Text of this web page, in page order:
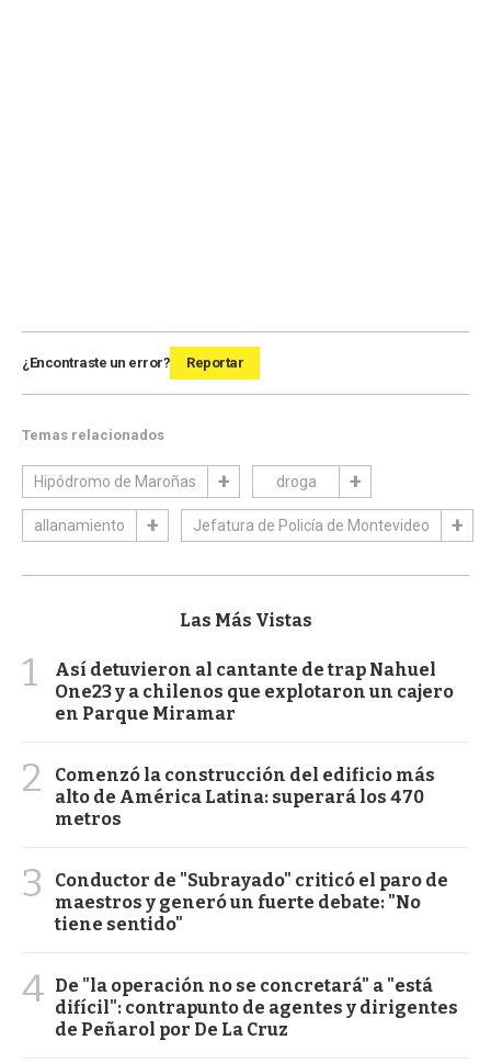
¿Encontraste un error? Reportar
Temas relacionados
Hipódromo de Maroñas droga
allanamiento Jefatura de Policía de Montevideo
Las Más Vistas
1
Así detuvieron al cantante de trap Nahuel
One23 y a chilenos que explotaron un cajero
en Parque Miramar
2
Comenzó la construcción del edificio más
alto de América Latina: superará los 470
metros
3
Conductor de "Subrayado" criticó el paro de
maestros y generó un fuerte debate: "No
tiene sentido"
4 De "la operación no se concretará" a "está
difícil": contrapunto de agentes y dirigentes
de Peñarol por De La Cruz